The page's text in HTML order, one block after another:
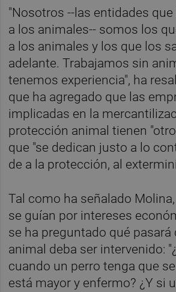
"Nosotros --las entidades
a los animales-- somos los
a los animales y los que los
adelante. Trabajamos sin
tenemos experiencia", ha
que ha agregado que las
implicadas en la
protección animal tienen
que "se dedican justo a lo
de a la protección, al
Tal como ha señalado
se guían por intereses
se ha preguntado qué pasará
animal deba ser intervenido:
cuando un perro tenga que
está mayor y enfermo? ¿Y si